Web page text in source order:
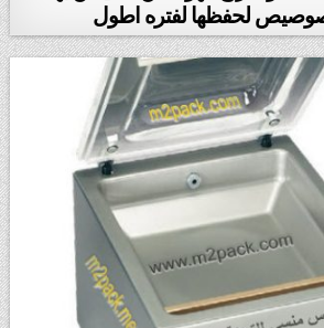
لحفظها لفتره اطول